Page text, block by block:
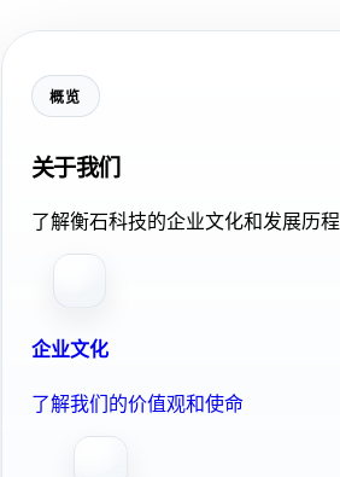
概览
关于我们
了解衡石科技的企业文化和发展历程
企业文化
了解我们的价值观和使命